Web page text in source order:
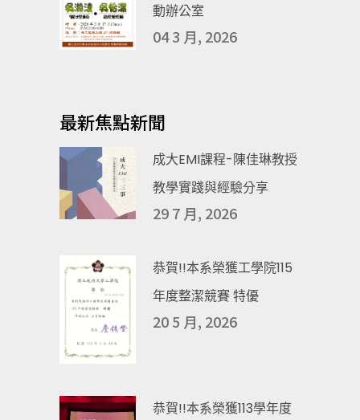
動辦公室
04 3 月, 2026
最新焦點新聞
成大EMI課程-陳佳琳教授
教學實踐與經驗分享
29 7 月, 2026
恭賀!!本系榮獲工學院115
年度整潔競賽 特優
20 5 月, 2026
恭賀!!本系榮獲113學年度